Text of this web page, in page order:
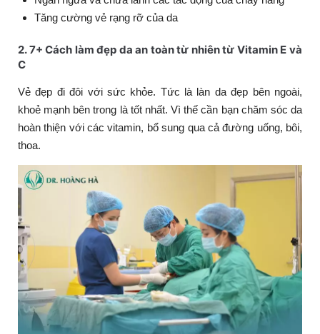
Tăng cường vẻ rạng rỡ của da
2. 7+ Cách làm đẹp da an toàn từ nhiên từ Vitamin E và
C
Vẻ đẹp đi đôi với sức khỏe. Tức là làn da đẹp bên ngoài,
khoẻ mạnh bên trong là tốt nhất. Vì thế cần bạn chăm sóc da
hoàn thiện với các vitamin, bổ sung qua cả đường uống, bôi,
thoa.